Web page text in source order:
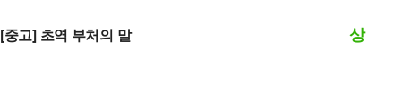
[중고] 초역 부처의 말 상